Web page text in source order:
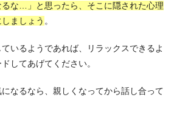
るな…」と思ったら、そこに隠された心理
ましょう 。
いるようであれば、リラックスできるよ
してあげてください。
なるなら、親しくなってから話し合って